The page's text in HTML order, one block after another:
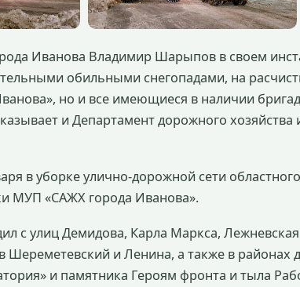
Иванова Владимир Шарыпов в своем
обильными снегопадами, на
но и все имеющиеся в наличии
и Департамент дорожного хозяйства
в уборке улично-дорожной сети
МУП «САЖХ города Иванова».
с улиц Демидова, Карла Маркса,
Шереметевский и Ленина, а также в
и памятника Героям фронта и тыла